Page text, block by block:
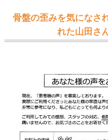
骨盤の歪みを気になさ
れた山田さ